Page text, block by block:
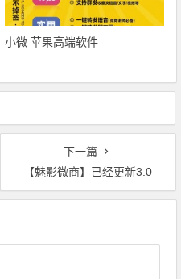
小微 苹果高端软件
下一篇
【魅影微商】已经更新3.0